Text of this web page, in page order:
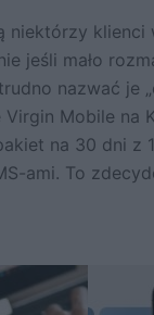
niektórzy klienci
jeśli mało
nazwać je
Mobile na
na 30 dni z
ami. To